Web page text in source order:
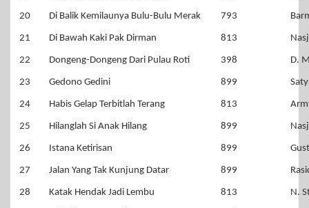
20 Di Balik Kemilaunya Bulu-Bulu Merak 793
21 Di Bawah Kaki Pak Dirman 813
22 Dongeng-Dongeng Dari Pulau Roti 398 D.
23 Gedono Gedini 899
24 Habis Gelap Terbitlah Terang 813
25 Hilanglah Si Anak Hilang 899
26 Istana Ketirisan 899
27 Jalan Yang Tak Kunjung Datar 899
28 Katak Hendak Jadi Lembu 813 N.